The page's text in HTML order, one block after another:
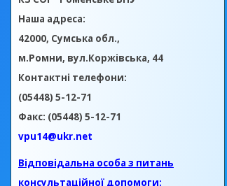
Наша адреса:
42000, Сумська обл.,
м.Ромни, вул.Коржівська, 44
Контактні телефони:
(05448) 5-12-71
Факс: (05448) 5-12-71
vpu14@ukr.net
Відповідальна особа з питань
консультаційної допомоги: